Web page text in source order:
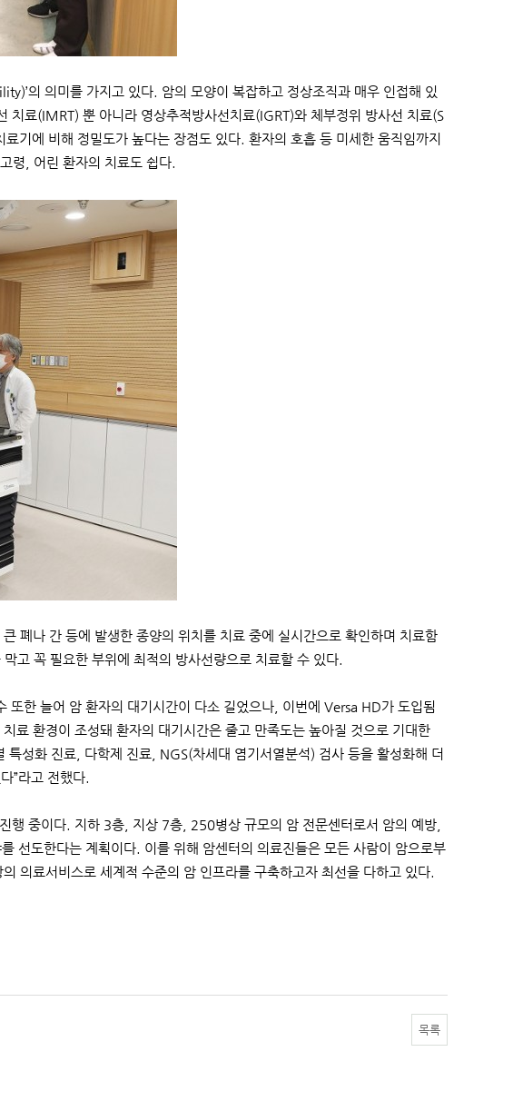
의 의미를 가지고 있다. 암의 모양이 복잡하고 정상조직과 매우 인접해 있
치료(IMRT) 뿐 아니라 영상추적방사선치료(IGRT)와 체부정위 방사선 치료(S
기에 비해 정밀도가 높다는 장점도 있다. 환자의 호흡 등 미세한 움직임까지
령, 어린 환자의 치료도 쉽다.
폐나 간 등에 발생한 종양의 위치를 치료 중에 실시간으로 확인하며 치료함
고 꼭 필요한 부위에 최적의 방사선량으로 치료할 수 있다.
또한 늘어 암 환자의 대기시간이 다소 길었으나, 이번에 Versa HD가 도입됨
료 환경이 조성돼 환자의 대기시간은 줄고 만족도는 높아질 것으로 기대한
특성화 진료, 다학제 진료, NGS(차세대 염기서열분석) 검사 등을 활성화해 더
”라고 전했다.
행 중이다. 지하 3층, 지상 7층, 250병상 규모의 암 전문센터로서 암의 예방,
선도한다는 계획이다. 이를 위해 암센터의 의료진들은 모든 사람이 암으로부
의료서비스로 세계적 수준의 암 인프라를 구축하고자 최선을 다하고 있다.
목록